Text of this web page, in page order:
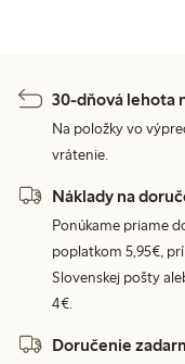
30-dňová lehota
Na položky vo
vrátenie.
Náklady na
Ponúkame priame
poplatkom 5,95€,
Slovenskej pošty
4€.
Doručenie